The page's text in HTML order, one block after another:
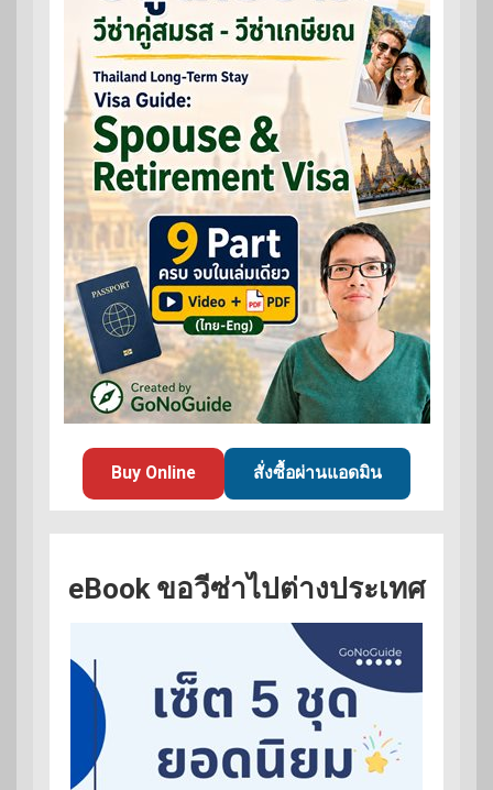
Buy Online สั่งซื้อผ่านแอดมิน
eBook ขอวีซ่าไปต่างประเทศ